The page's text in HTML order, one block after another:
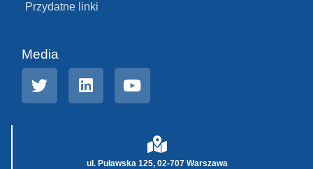
Przydatne linki
Media
ul. Puławska 125, 02-707 Warszawa